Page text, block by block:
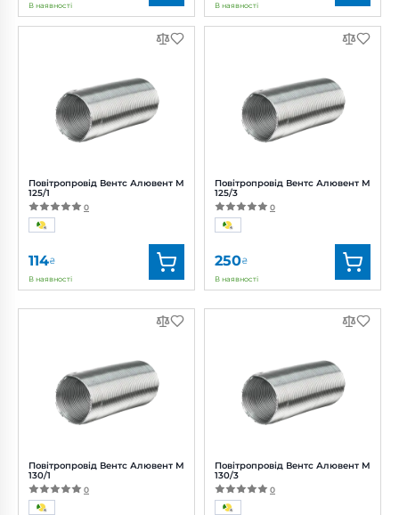
В наявності
Вентс
120 мм
В наявності
Вентс
120 мм
Повітропровід Вентс Алювент М
125/1
0
114₴
В наявності
Бренд:
Вентс
0000219454
Повітропровід Вентс Алювент М
125/3
0
250₴
В наявності
Бренд:
Вентс
0000219458
Повітропровід Вентс Алювент М
130/1
0
Повітропровід Вентс Алювент М
130/3
0